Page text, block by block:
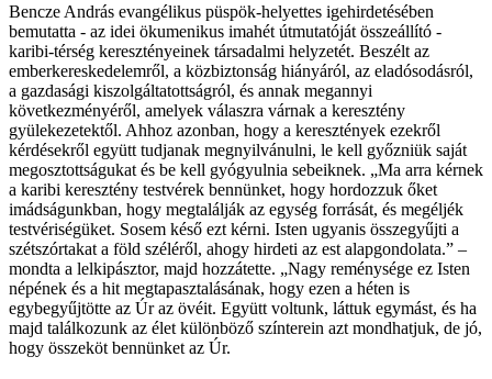
Bencze András evangélikus püspök-helyettes igehirdetésében
bemutatta - az idei ökumenikus imahét útmutatóját összeállító -
karibi-térség keresztényeinek társadalmi helyzetét. Beszélt az
emberkereskedelemről, a közbiztonság hiányáról, az eladósodásról,
a gazdasági kiszolgáltatottságról, és annak megannyi
következményéről, amelyek válaszra várnak a keresztény
gyülekezetektől. Ahhoz azonban, hogy a keresztények ezekről
kérdésekről együtt tudjanak megnyilvánulni, le kell győzniük saját
megosztottságukat és be kell gyógyulnia sebeiknek. „Ma arra kérnek
a karibi keresztény testvérek bennünket, hogy hordozzuk őket
imádságunkban, hogy megtalálják az egység forrását, és megéljék
testvériségüket. Sosem késő ezt kérni. Isten ugyanis összegyűjti a
szétszórtakat a föld széléről, ahogy hirdeti az est alapgondolata.” –
mondta a lelkipásztor, majd hozzátette. „Nagy reménysége ez Isten
népének és a hit megtapasztalásának, hogy ezen a héten is
egybegyűjtötte az Úr az övéit. Együtt voltunk, láttuk egymást, és ha
majd találkozunk az élet különböző színterein azt mondhatjuk, de jó,
hogy összeköt bennünket az Úr.